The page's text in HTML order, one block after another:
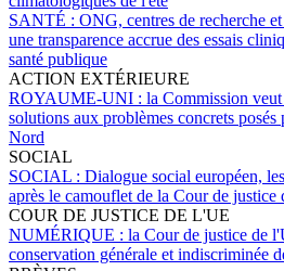
SANTÉ : ONG, centres de recherche
une transparence accrue des essais
santé publique
ACTION EXTÉRIEURE
ROYAUME-UNI : la Commission
solutions aux problèmes concrets posés
Nord
SOCIAL
SOCIAL : Dialogue social européen,
après le camouflet de la Cour de justice
COUR DE JUSTICE DE L'UE
NUMÉRIQUE : la Cour de justice de
conservation générale et indiscriminée